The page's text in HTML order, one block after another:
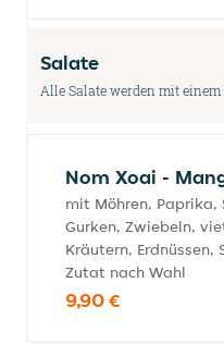
Salate
Alle Salate werden mit
Nom Xoai -
mit Möhren, Paprika,
Gurken, Zwiebeln,
Kräutern, Erdnüssen,
Zutat nach Wahl
9,90 €